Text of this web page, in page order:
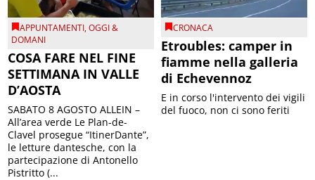
APPUNTAMENTI,OGGI &
DOMANI
COSA FARE NEL FINE
SETTIMANA IN VALLE
D’AOSTA
SABATO 8 AGOSTO ALLEIN –
All’area verde Le Plan-de-
Clavel prosegue “ItinerDante”,
le letture dantesche, con la
partecipazione di Antonello
Pistritto (...
CRONACA
Etroubles: camper in
fiamme nella galleria
di Echevennoz
E in corso l'intervento dei vigili
del fuoco, non ci sono feriti